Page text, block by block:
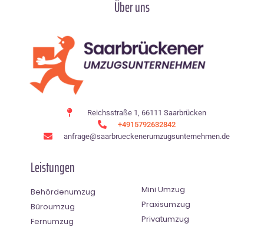
Über uns
Reichsstraße 1, 66111 Saarbrücken
+4915792632842
anfrage@saarbrueckenerumzugsunternehmen.de
Leistungen
Behördenumzug
Büroumzug
Fernumzug
Mini Umzug
Praxisumzug
Privatumzug